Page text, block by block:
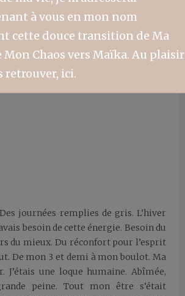
Texte:
journées remplies de gris. L’hiver
besoin de cette énergie. Besoin du
du mieux. Du réconfort pour l’esprit
De mon 3 et demi à mon boulot. Ma
une loque humaine. Abîmée,
peine. Tout mon être s’était
à vous en mon nom
cette douce transition de Ma
Mon Chaos vers Maïka. Au plaisir
retrouver, ici.